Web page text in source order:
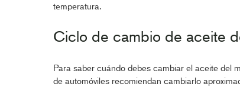
temperatura.
Ciclo de cambio de aceite
Para saber cuándo debes cambiar el aceite del
de automóviles recomiendan cambiarlo